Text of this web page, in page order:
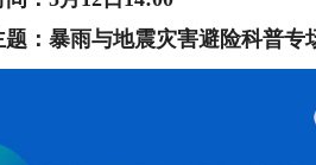
暴雨与地震灾害避险科普专